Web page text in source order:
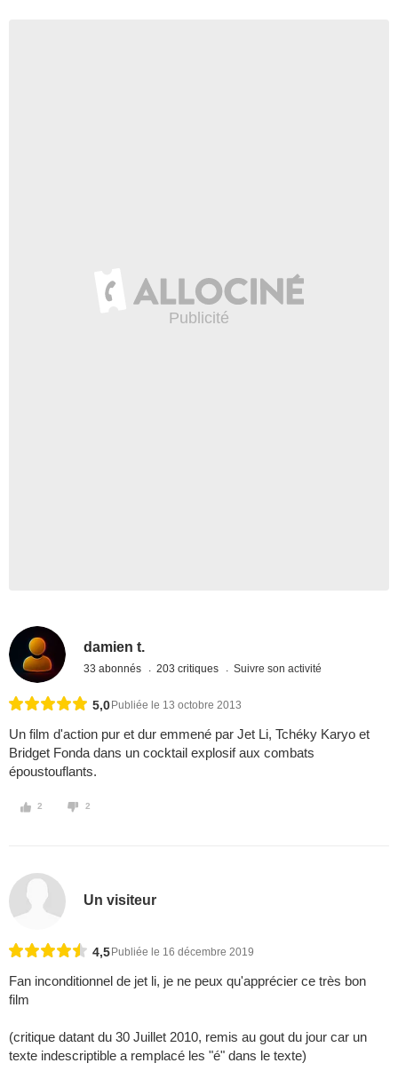
damien t.
33 abonnés 203 critiques Suivre son activité
5,0 Publiée le 13 octobre 2013
Un film d'action pur et dur emmené par Jet Li, Tchéky Karyo et
Bridget Fonda dans un cocktail explosif aux combats
époustouflants.
2 2
Un visiteur
4,5 Publiée le 16 décembre 2019
Fan inconditionnel de jet li, je ne peux qu'apprécier ce très bon
film
(critique datant du 30 Juillet 2010, remis au gout du jour car un
texte indescriptible a remplacé les "é" dans le texte)